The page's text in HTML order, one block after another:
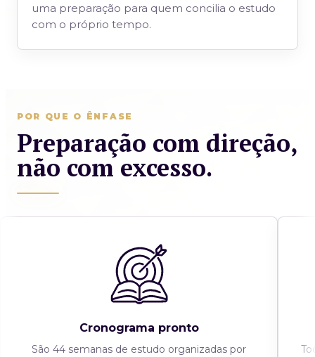
uma preparação para quem concilia o estudo
com o próprio tempo.
POR QUE O ÊNFASE
Preparação com direção,
não com excesso.
Cronograma pronto
São 44 semanas de estudo organizadas por